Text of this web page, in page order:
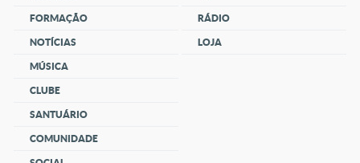
FORMAÇÃO
NOTÍCIAS
MÚSICA
CLUBE
SANTUÁRIO
COMUNIDADE
RÁDIO
LOJA